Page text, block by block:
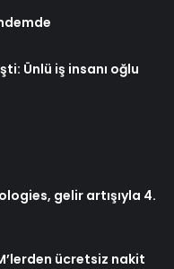
Ünlü iş insanı oğlu
gelir artışıyla 4.
ücretsiz nakit